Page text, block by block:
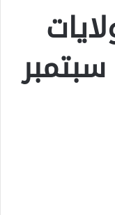
المتحدة بعد 11 سبتمبر